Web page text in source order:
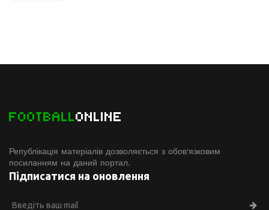
FOOTBALLONLINE
Републікація матеріалів дозволяється з обов'язковим
посиланням на даний портал.
Підписатися на оновлення